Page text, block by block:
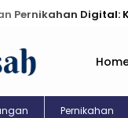
Digital: Kreasi
Pernikahan